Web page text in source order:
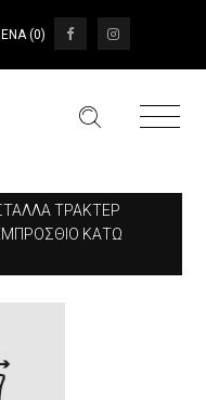
(0)
ΤΡΑΚΤΕΡ
ΚΑΤΩ